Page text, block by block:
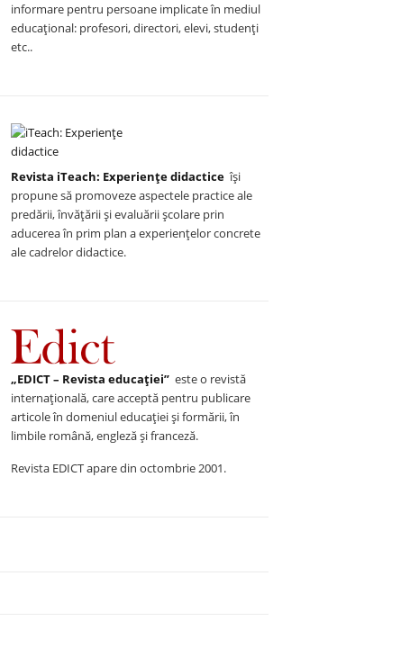
informare pentru persoane implicate în mediul
educațional: profesori, directori, elevi, studenți
etc..
Revista iTeach: Experienţe didactice îşi
propune să promoveze aspectele practice ale
predării, învăţării şi evaluării şcolare prin
aducerea în prim plan a experienţelor concrete
ale cadrelor didactice.
„EDICT – Revista educației” este o revistă
internațională, care acceptă pentru publicare
articole în domeniul educației și formării, în
limbile română, engleză și franceză.
Revista EDICT apare din octombrie 2001.